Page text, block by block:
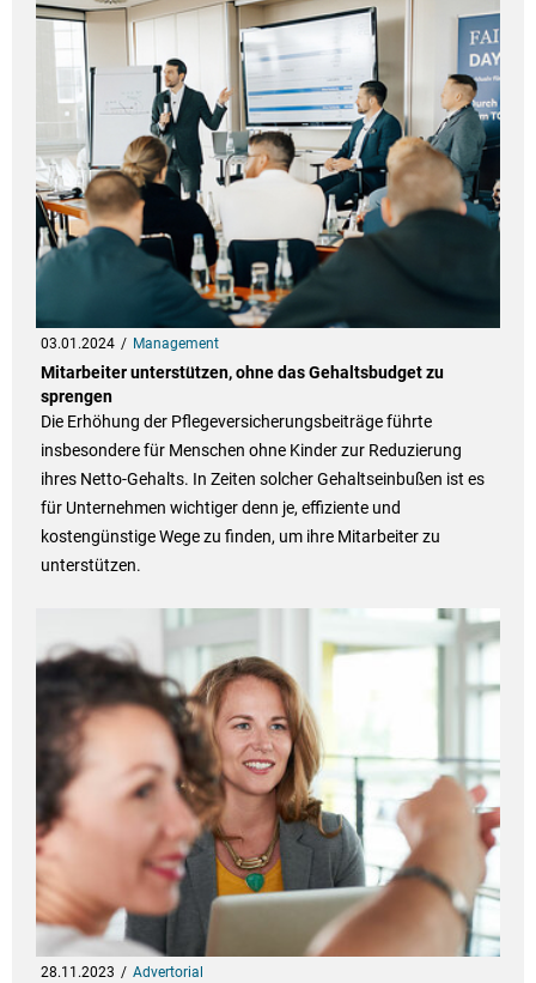
03.01.2024 Management
Mitarbeiter unterstützen, ohne das Gehaltsbudget zu
sprengen
Die Erhöhung der Pflegeversicherungsbeiträge führte
insbesondere für Menschen ohne Kinder zur Reduzierung
ihres Netto-Gehalts. In Zeiten solcher Gehaltseinbußen ist es
für Unternehmen wichtiger denn je, effiziente und
kostengünstige Wege zu finden, um ihre Mitarbeiter zu
unterstützen.
28.11.2023 Advertorial